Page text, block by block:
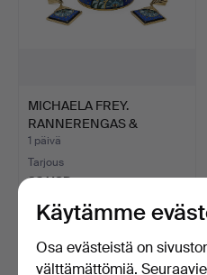
MICHAELA FREY.
RANNERENGAS &
KORVAKORUT, M…
1 päivä
Tarjous
32 USD
Käytämme
Osa evästeistä on
välttämättömiä.